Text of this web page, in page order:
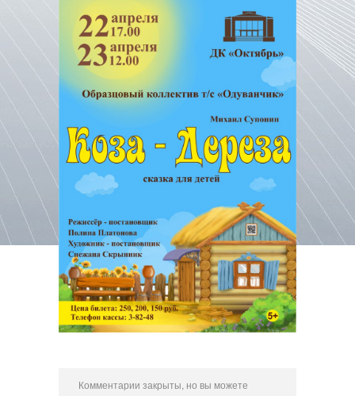
Комментарии закрыты, но вы можете